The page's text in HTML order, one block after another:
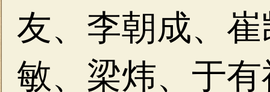
友、李朝成、
敏、 梁炜、于